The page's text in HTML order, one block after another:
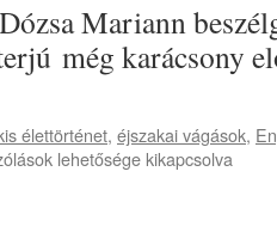
Mariann
még karácsony
élettörténet, éjszakai vágások,
lehetősége kikapcsolva